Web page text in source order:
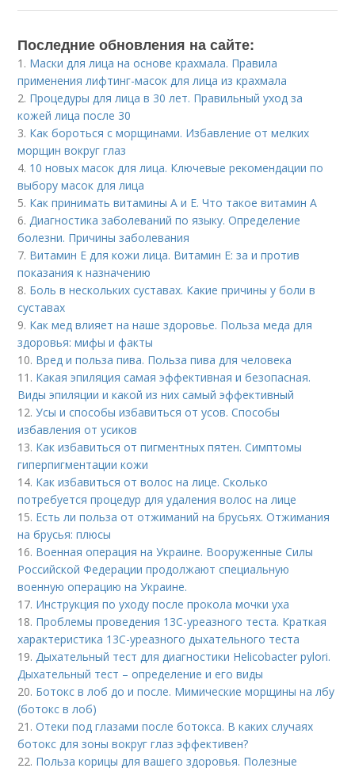
Последние обновления на сайте:
1. Маски для лица на основе крахмала. Правила
применения лифтинг-масок для лица из крахмала
2. Процедуры для лица в 30 лет. Правильный уход за
кожей лица после 30
3. Как бороться с морщинами. Избавление от мелких
морщин вокруг глаз
4. 10 новых масок для лица. Ключевые рекомендации по
выбору масок для лица
5. Как принимать витамины А и Е. Что такое витамин А
6.Диагностика заболеваний по языку. Определение
болезни. Причины заболевания
7. Витамин E для кожи лица. Витамин Е: за и против
показания к назначению
8. Боль в нескольких суставах. Какие причины у боли в
суставах
9. Как мед влияет на наше здоровье. Польза меда для
здоровья: мифы и факты
10. Вред и польза пива. Польза пива для человека
11. Какая эпиляция самая эффективная и безопасная.
Виды эпиляции и какой из них самый эффективный
12.Усы и способы избавиться от усов. Способы
избавления от усиков
13. Как избавиться от пигментных пятен. Симптомы
гиперпигментации кожи
14. Как избавиться от волос на лице. Сколько
потребуется процедур для удаления волос на лице
15. Есть ли польза от отжиманий на брусьях. Отжимания
на брусья: плюсы
16. Военная операция на Украине. Вооруженные Силы
Российской Федерации продолжают специальную
военную операцию на Украине.
17. Инструкция по уходу после прокола мочки уха
18. Проблемы проведения 13С-уреазного теста. Краткая
характеристика 13С-уреазного дыхательного теста
19.Дыхательный тест для диагностики Helicobacter pylori.
Дыхательный тест – определение и его виды
20. Ботокс в лоб до и после. Мимические морщины на лбу
(ботокс в лоб)
21.Отеки под глазами после ботокса. В каких случаях
ботокс для зоны вокруг глаз эффективен?
22. Польза корицы для вашего здоровья. Полезные